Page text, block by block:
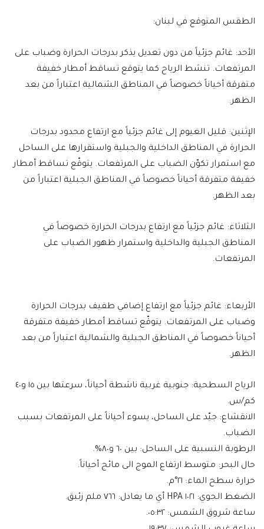
الطقس المتوقع في لبنان:
الأحد: غائم جزئياً من دون تعديل يذكر بدرجات الحرارة وضباب على
المرتفعات. تنشط الرياح كما يتوقع تساقط أمطار خفيفة
متفرقة أحياناً خصوصاً في المناطق الشمالية اعتباراً من بعد
الظهر.
الإثنين: قليل الغيوم إلى غائم جزئياً مع ارتفاع محدود بدرجات
الحرارة في المناطق الداخلية والجبلية واستقرارها على الساحل
مع استمرار تكوّن الضباب على المرتفعات. يتوقّع تساقط أمطار
خفيفة متفرقة أحياناً خصوصاً في المناطق الجبلية اعتباراً من
بعد الظهر.
الثلاثاء: غائم جزئياً مع ارتفاع بدرجات الحرارة خصوصاً في
المناطق الجبلية والداخلية واستمرار ظهور الضباب على
المرتفعات.
الأربعاء: غائم جزئياً مع ارتفاع إضافي طفيف بدرجات الحرارة
وضباب على المرتفعات. يتوقّع تساقط أمطار خفيفة متفرقة
أحياناً خصوصاً في المناطق الجبلية والشمالية اعتباراً من بعد
الظهر.
الرياح السطحية: جنوبية غربية ناشطة أحياناً، سرعتها بين ١٥ و٤٠
كم/س.
الانقشاع: جيّد على الساحل، يسوء أحياناً على المرتفعات بسبب
الضباب.
الرطوبة النسبية على الساحل: بين ٦٠ و٨٠%.
حال البحر: متوسط ارتفاع الموج الى مائج أحياناً.
حرارة سطح الماء: ٢١°م.
الضغط الجوي: ١٠٢١ HPA أي ما يعادل: ٧٦٦ ملم زئبق.
ساعة شروق الشمس: ٠٥:٣٢.